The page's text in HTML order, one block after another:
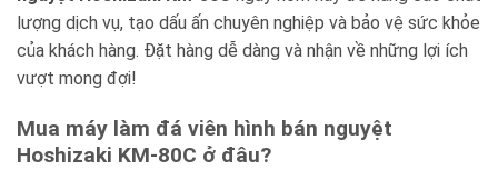
lượng dịch vụ, tạo dấu ấn chuyên nghiệp và bảo vệ sức khỏe
của khách hàng. Đặt hàng dễ dàng và nhận về những lợi ích
vượt mong đợi!
Mua máy làm đá viên hình bán nguyệt
Hoshizaki KM-80C ở đâu?